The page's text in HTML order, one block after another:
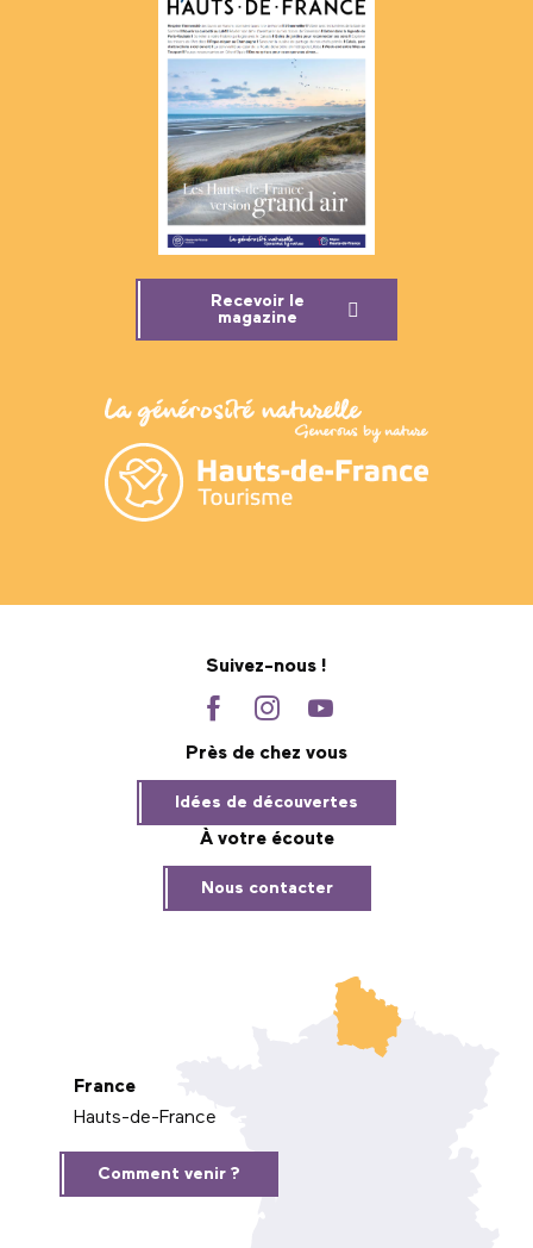
Recevoir le
magazine
Suivez-nous !
Près de chez vous
Idées de découvertes
À votre écoute
Nous contacter
France
Hauts-de-France
Comment venir ?